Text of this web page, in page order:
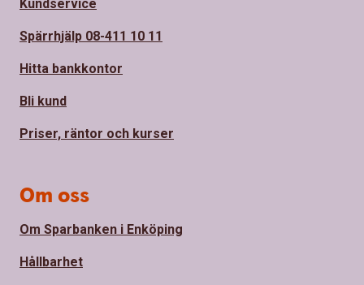
Kundservice
Spärrhjälp 08-411 10 11
Hitta bankkontor
Bli kund
Priser, räntor och kurser
Om oss
Om Sparbanken i Enköping
Hållbarhet